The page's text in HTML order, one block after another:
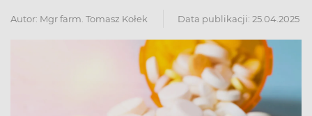
Autor: Mgr farm. Tomasz Kołek Data publikacji: 25.04.2025